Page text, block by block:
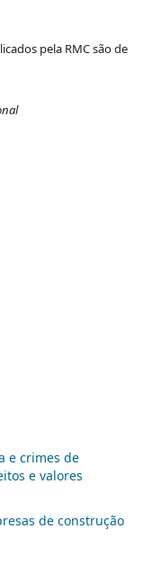
pela RMC são de
e crimes de
e valores
de construção